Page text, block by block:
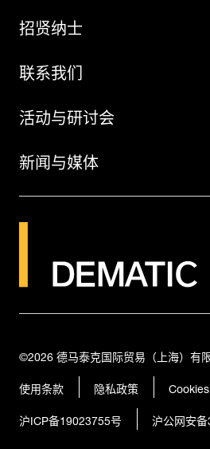
招贤纳士
联系我们
活动与研讨会
新闻与媒体
©2026德马泰克国际贸易（上海）有
使用条款
隐私政策 Cookies
沪ICP备19023755号
沪公网安